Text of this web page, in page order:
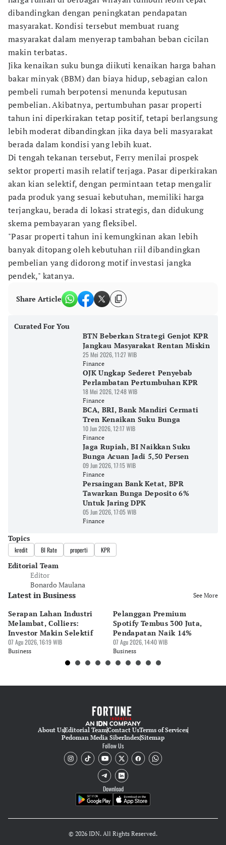
dibandingkan dengan peningkatan pendapatan
masyarakat. Kondisi tersebut membuat ruang
masyarakat dalam menyerap tambahan beban cicilan
makin terbatas.
Jika kenaikan suku bunga diikuti kenaikan harga bahan
bakar minyak (BBM) dan biaya hidup, sebagian calon
pembeli rumah berpotensi menunda keputusan
pembelian. Akibatnya, pertumbuhan pasar properti
tahun ini diperkirakan tetap positif, tetapi berlangsung
lebih moderat dibandingkan jika daya beli masyarakat
berada dalam kondisi yang lebih kuat.
Di tengah tekanan tersebut, Ferry menilai prospek
sektor properti masih relatif terjaga. Pasar diperkirakan
akan kian selektif, dengan permintaan tetap mengalir
pada produk yang sesuai kebutuhan, memiliki harga
terjangkau, berada di lokasi strategis, dan didukung
skema pembayaran yang fleksibel.
"Pasar properti tahun ini kemungkinan akan lebih
banyak ditopang oleh kebutuhan riil dibandingkan
pembelian yang didorong motif investasi jangka
pendek," katanya.
Share Article
Curated For You
BTN Beberkan Strategi Genjot KPR
Jangkau Masyarakat Rentan Miskin
25 Mei 2026, 11:27 WIB
Finance
OJK Ungkap Sederet Penyebab
Perlambatan Pertumbuhan KPR
18 Mei 2026, 12:48 WIB
Finance
BCA, BRI, Bank Mandiri Cermati
Tren Kenaikan Suku Bunga
10 Jun 2026, 12:17 WIB
Finance
Jaga Rupiah, BI Naikkan Suku
Bunga Acuan Jadi 5,50 Persen
09 Jun 2026, 17:15 WIB
Finance
Persaingan Bank Ketat, BPR
Tawarkan Bunga Deposito 6%
Untuk Jaring DPK
05 Jun 2026, 17:05 WIB
Finance
Topics
kredit BI Rate properti KPR
Editorial Team
Editor
Bonardo Maulana
Latest in Business See More
Serapan Lahan Industri
Melambat, Colliers:
Investor Makin Selektif
07 Agu 2026, 16:19 WIB
Business
Pelanggan Premium
Spotify Tembus 300 Juta,
Pendapatan Naik 14%
07 Agu 2026, 14:40 WIB
Business
About UsEditorial TeamContact UsTerms of Services
Pedoman Media SiberIndexSitemap
Follow Us
Download
© 2026 IDN. All Rights Reserved.